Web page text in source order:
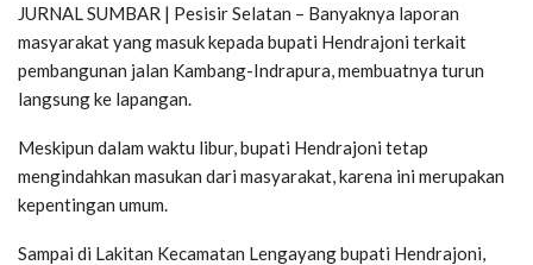
JURNAL SUMBAR | Pesisir Selatan – Banyaknya laporan
masyarakat yang masuk kepada bupati Hendrajoni terkait
pembangunan jalan Kambang-Indrapura, membuatnya turun
langsung ke lapangan.
Meskipun dalam waktu libur, bupati Hendrajoni tetap
mengindahkan masukan dari masyarakat, karena ini merupakan
kepentingan umum.
Sampai di Lakitan Kecamatan Lengayang bupati Hendrajoni,